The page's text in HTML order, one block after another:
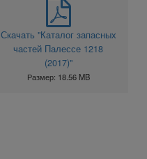
Скачать "Каталог запасных
частей Палессе 1218
(2017)"
Размер: 18.56 MB